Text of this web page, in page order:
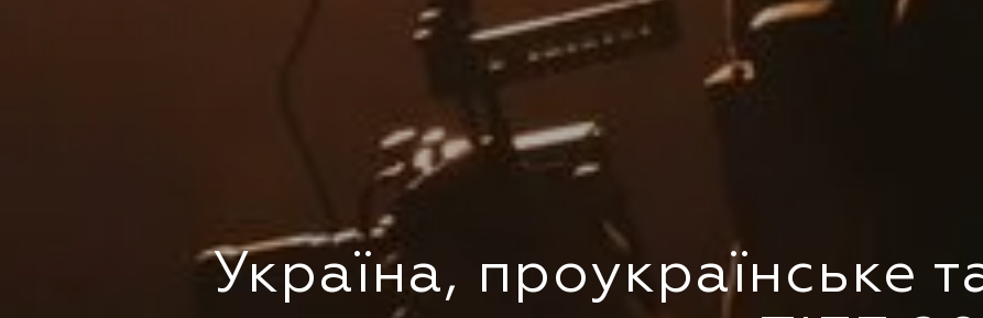
Україна, проукраїнське